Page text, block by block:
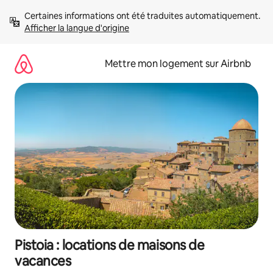
directement
Afficher la langue d'origine
Mettre mon logement sur Airbnb
Pistoia : locations de maisons de
vacances